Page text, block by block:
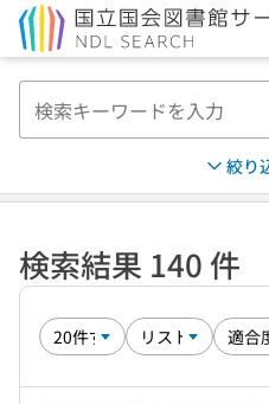
絞り
検索結果 140 件